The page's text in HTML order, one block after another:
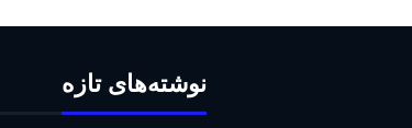
نوشته‌های تازه